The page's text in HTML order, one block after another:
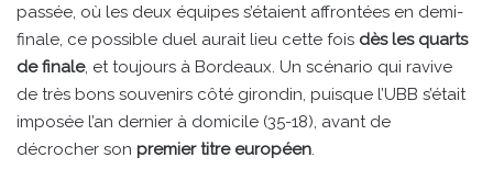
passée, où les deux équipes s’étaient affrontées en demi-
finale, ce possible duel aurait lieu cette fois dès les quarts
de finale, et toujours à Bordeaux. Un scénario qui ravive
de très bons souvenirs côté girondin, puisque l’UBB s’était
imposée l’an dernier à domicile (35-18), avant de
décrocher son premier titre européen